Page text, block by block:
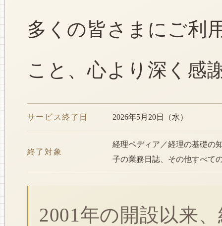
多くの皆さまにご利
こと、心より深く感
サービス終了日 2026年5月20日（水）
終了対象
経理ペディア／経理の基礎の
子の業務日誌、その他すべて
2001年の開設以来